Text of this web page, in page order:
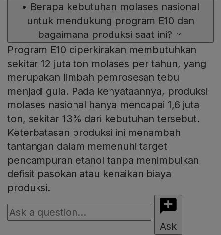
• Berapa kebutuhan molases nasional
untuk mendukung program E10 dan
bagaimana produksi saat ini?
Program E10 diperkirakan membutuhkan
sekitar 12 juta ton molases per tahun, yang
merupakan limbah pemrosesan tebu
menjadi gula. Pada kenyataannya, produksi
molases nasional hanya mencapai 1,6 juta
ton, sekitar 13% dari kebutuhan tersebut.
Keterbatasan produksi ini menambah
tantangan dalam memenuhi target
pencampuran etanol tanpa menimbulkan
defisit pasokan atau kenaikan biaya
produksi.
Ask